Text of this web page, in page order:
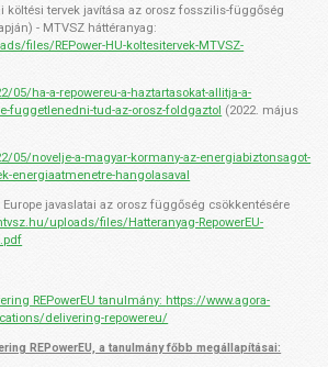
költési tervek javítása az orosz fosszilis-függőség
- MTVSZ háttéranyag:
files/REPower-HU-koltesitervek-MTVSZ-
ha-a-repowereu-a-haztartasokat-allitja-a-
fuggetlenedni-tud-az-orosz-foldgaztol (2022. május
05/novelje-a-magyar-kormany-az-energiabiztonsagot-
energiaatmenetre-hangolasaval
javaslatai az orosz függőség csökkentésére
uploads/files/Hatteranyag-RepowerEU-
REPowerEU tanulmány: https://www.agora-
delivering-repowereu/
REPowerEU, a tanulmány főbb megállapításai: